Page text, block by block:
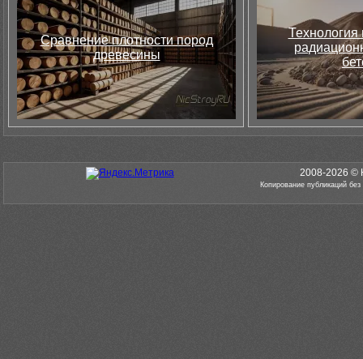
Сравнение плотности пород
древесины
Технология
2008-2026 ©
Копирование публикаций